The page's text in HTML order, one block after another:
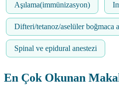
Aşılama(immünizasyon)
Difteri/tetanoz/aselüler boğmaca
Spinal ve epidural anestezi
En Çok Okunan